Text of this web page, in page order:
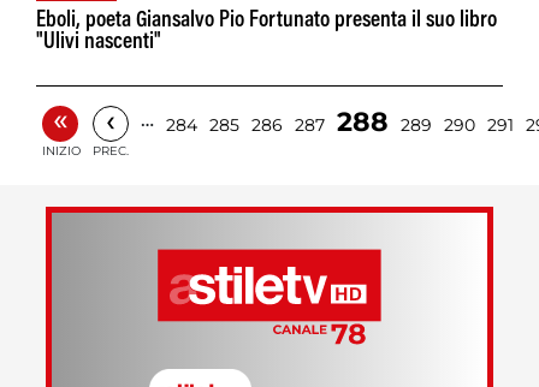
Eboli, poeta Giansalvo Pio Fortunato presenta il suo libro
"Ulivi nascenti"
«
INIZIO
‹
PREC.
… 284 285 286 287 288 289 290 291